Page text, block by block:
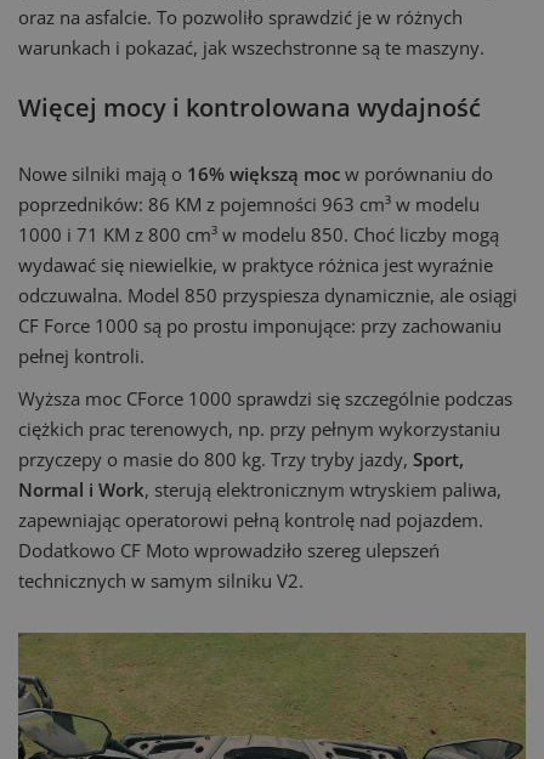
oraz na asfalcie. To pozwoliło sprawdzić je w różnych
warunkach i pokazać, jak wszechstronne są te maszyny.
Więcej mocy i kontrolowana wydajność
Nowe silniki mają o 16% większą moc w porównaniu do
poprzedników: 86 KM z pojemności 963 cm³ w modelu
1000 i 71 KM z 800 cm³ w modelu 850. Choć liczby mogą
wydawać się niewielkie, w praktyce różnica jest wyraźnie
odczuwalna. Model 850 przyspiesza dynamicznie, ale osiągi
CF Force 1000 są po prostu imponujące: przy zachowaniu
pełnej kontroli.
Wyższa moc CForce 1000 sprawdzi się szczególnie podczas
ciężkich prac terenowych, np. przy pełnym wykorzystaniu
przyczepy o masie do 800 kg. Trzy tryby jazdy, Sport,
Normal i Work, sterują elektronicznym wtryskiem paliwa,
zapewniając operatorowi pełną kontrolę nad pojazdem.
Dodatkowo CF Moto wprowadziło szereg ulepszeń
technicznych w samym silniku V2.